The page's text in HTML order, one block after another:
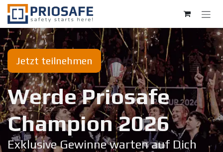
Zum Inhalt springen
Jetzt teilnehmen
Werde Priosafe
Champion 20​26
Exklusive Gewinne warten auf Dich